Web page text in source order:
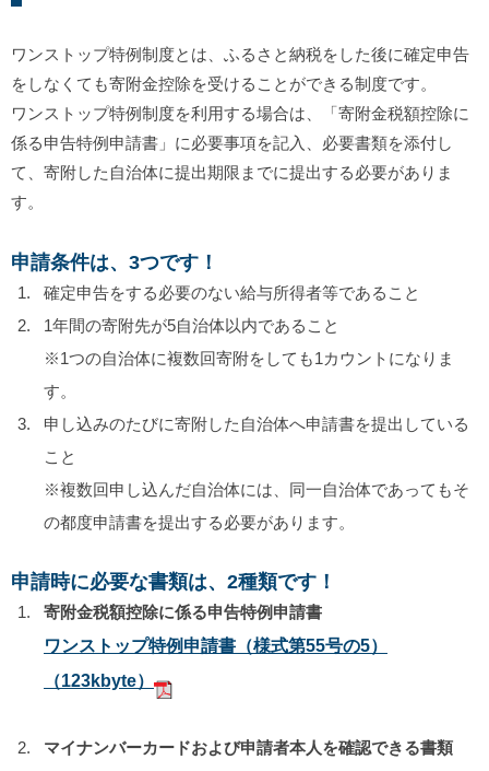
ワンストップ特例制度とは、ふるさと納税をした後に確定申告
をしなくても寄附金控除を受けることができる制度です。
ワンストップ特例制度を利用する場合は、「寄附金税額控除に
係る申告特例申請書」に必要事項を記入、必要書類を添付し
て、寄附した自治体に提出期限までに提出する必要がありま
す。
申請条件は、3つです！
確定申告をする必要のない給与所得者等であること
1年間の寄附先が5自治体以内であること
※1つの自治体に複数回寄附をしても1カウントになりま
す。
申し込みのたびに寄附した自治体へ申請書を提出している
こと
※複数回申し込んだ自治体には、同一自治体であってもそ
の都度申請書を提出する必要があります。
申請時に必要な書類は、 2種類です！
寄附金税額控除に係る申告特例申請書
ワンストップ特例申請書（様式第55号の5）
（123kbyte）
マイナンバーカードおよび申請者本人を確認できる書類